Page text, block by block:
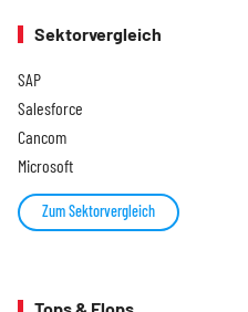
Sektorvergleich
SAP
Salesforce
Cancom
Microsoft
Zum Sektorvergleich
Tops & Flops